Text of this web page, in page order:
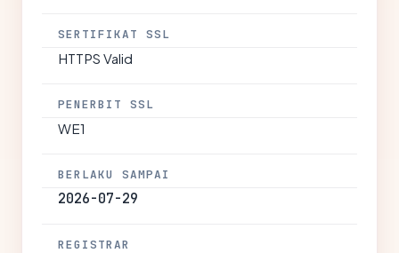
SERTIFIKAT SSL
HTTPS Valid
PENERBIT SSL
WE1
BERLAKU SAMPAI
2026-07-29
REGISTRAR